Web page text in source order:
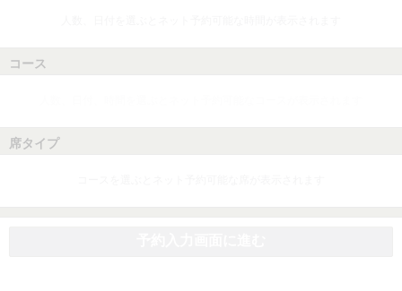
コース
席タイプ